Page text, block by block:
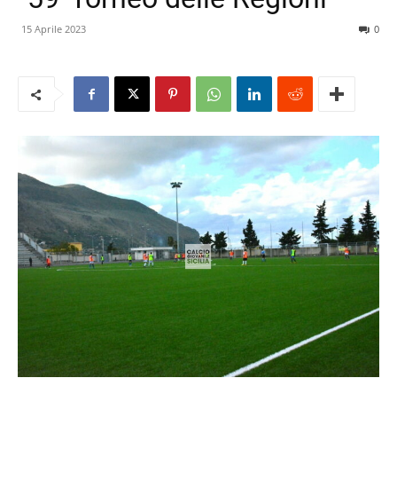
15 Aprile 2023 0